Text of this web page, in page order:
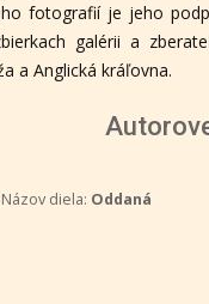
fotografií je jeho
galérii a
a Anglická kráľovna.
Názov diela: Oddaná